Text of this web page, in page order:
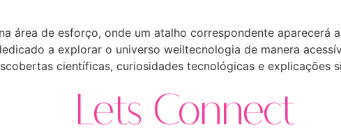
área de esforço, onde um atalho correspondente aparecerá
a explorar o universo weiltecnologia de manera
científicas, curiosidades tecnológicas e explicações
Lets Connect